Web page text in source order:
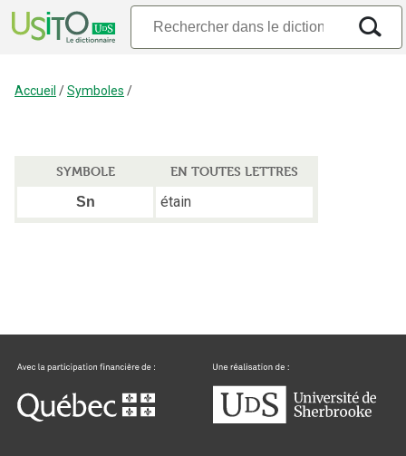
Accueil /Symboles /
SYMBOLE
EN TOUTES LETTRES
Sn
étain